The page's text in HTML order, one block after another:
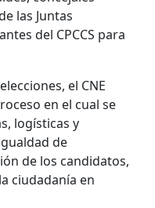
las Juntas
del CPCCS para
el CNE
en el cual se
logísticas y
de
de los candidatos,
ciudadanía en